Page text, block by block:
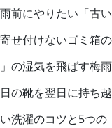
前にやりたい「古い
せ付けないゴミ箱の
の湿気を飛ばす梅雨
の靴を翌日に持ち越
洗濯のコツと5つの